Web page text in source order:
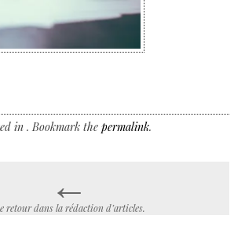
in . Bookmark the permalink.
←
retour dans la rédaction d’articles.